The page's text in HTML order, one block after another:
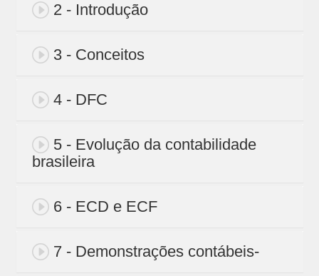
2 - Introdução
3 - Conceitos
4 - DFC
5 - Evolução da contabilidade
brasileira
6 - ECD e ECF
7 - Demonstrações contábeis-